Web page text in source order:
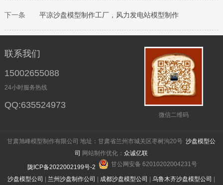
下一条 平凉沙盘模型制作工厂，风力发电站模型制作
联系我们
15002655088
24小时服务热线
QQ:635524973
微信二维码
甘肃旭峰模型制作有限公司 地址：甘肃省兰州市城关区枣树沟20号沙盘模型公
司 网站制作优化：众诚亿联
陇ICP备2022002199号-2
甘公网安备 62010202004231号
沙盘模型公司 | 兰州沙盘制作公司 | 成都沙盘模型公司 |乌鲁木齐沙盘模型公司 |